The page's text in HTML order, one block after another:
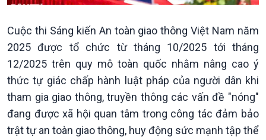
Thời sự 21h30
Chuyên mục
Theo dòng Thời sự
Cuộc thi Sáng kiến An toàn giao thông Việt Nam năm
2025 được tổ chức từ tháng 10/2025 tới tháng
12/2025 trên quy mô toàn quốc nhằm nâng cao ý
thức tự giác chấp hành luật pháp của người dân khi
tham gia giao thông, truyền thông các vấn đề "nóng"
đang được xã hội quan tâm trong công tác đảm bảo
trật tự an toàn giao thông, huy động sức mạnh tập thể